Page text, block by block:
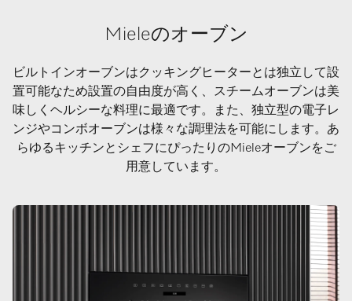
Mieleのオーブン
ビルトインオーブンはクッキングヒーターとは独立して設
置可能なため設置の自由度が高く、スチームオーブンは美
味しくヘルシーな料理に最適です。また、独立型の電子レ
ンジやコンボオーブンは様々な調理法を可能にします。あ
らゆるキッチンとシェフにぴったりのMieleオーブンをご
用意しています。